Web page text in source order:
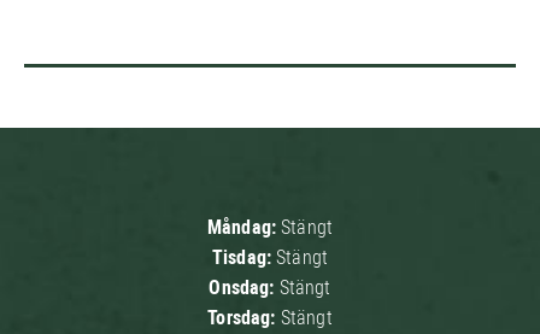
Måndag:Stängt
Tisdag:Stängt
Onsdag: Stängt
Torsdag: Stängt